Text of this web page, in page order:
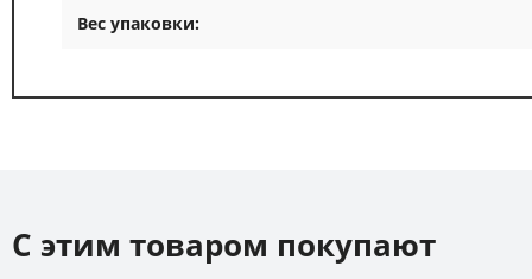
Вес упаковки:
С этим товаром покупают